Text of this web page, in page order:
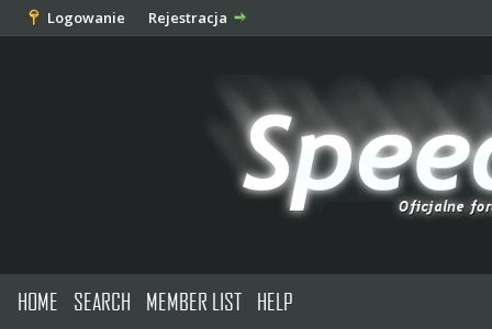
Logowanie Rejestracja
HOME SEARCH MEMBER LIST HELP